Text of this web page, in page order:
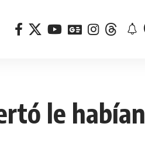
le habían